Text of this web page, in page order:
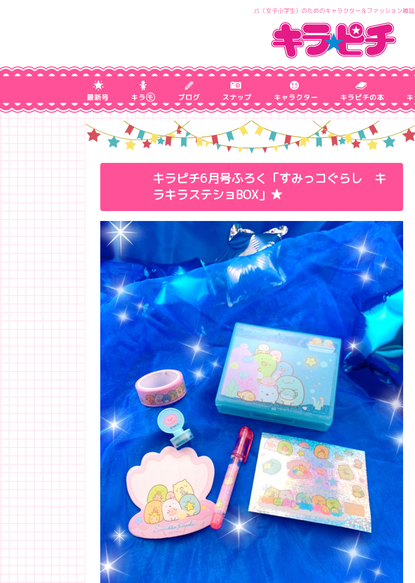
JS（女子小学生）のためのキャラクター＆ファッション雑誌
キラピチ6月号ふろく「すみっコぐらし キ
ラキラステショBOX」★